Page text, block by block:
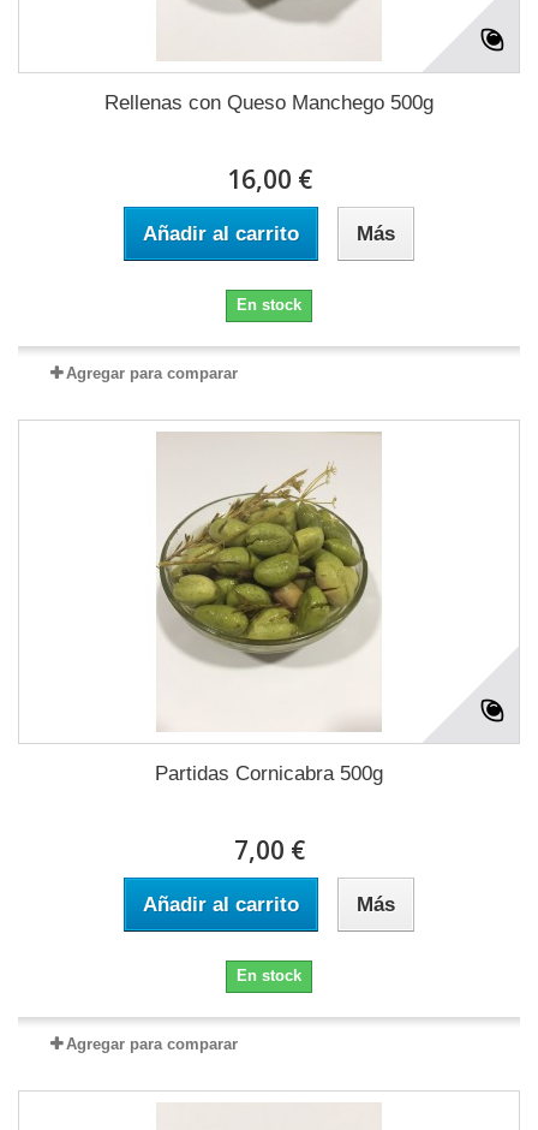
Rellenas con Queso Manchego 500g
16,00 €
Añadir al carrito Más
En stock
Agregar para comparar
Partidas Cornicabra 500g
7,00 €
Añadir al carrito Más
En stock
Agregar para comparar